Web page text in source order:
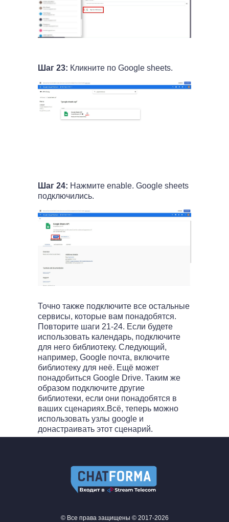
Шаг 23: Кликните по Google sheets.
Шаг 24: Нажмите enable. Google sheets
подключились.
Точно также подключите все остальные
сервисы, которые вам понадобятся.
Повторите шаги 21-24. Если будете
использовать календарь, подключите
для него библиотеку. Следующий,
например, Google почта, включите
библиотеку для неё. Ещё может
понадобиться Google Drive. Таким же
образом подключите другие
библиотеки, если они понадобятся в
ваших сценариях.Всё, теперь можно
использовать узлы google и
донастраивать этот сценарий.
© Все права защищены © 2017-2026